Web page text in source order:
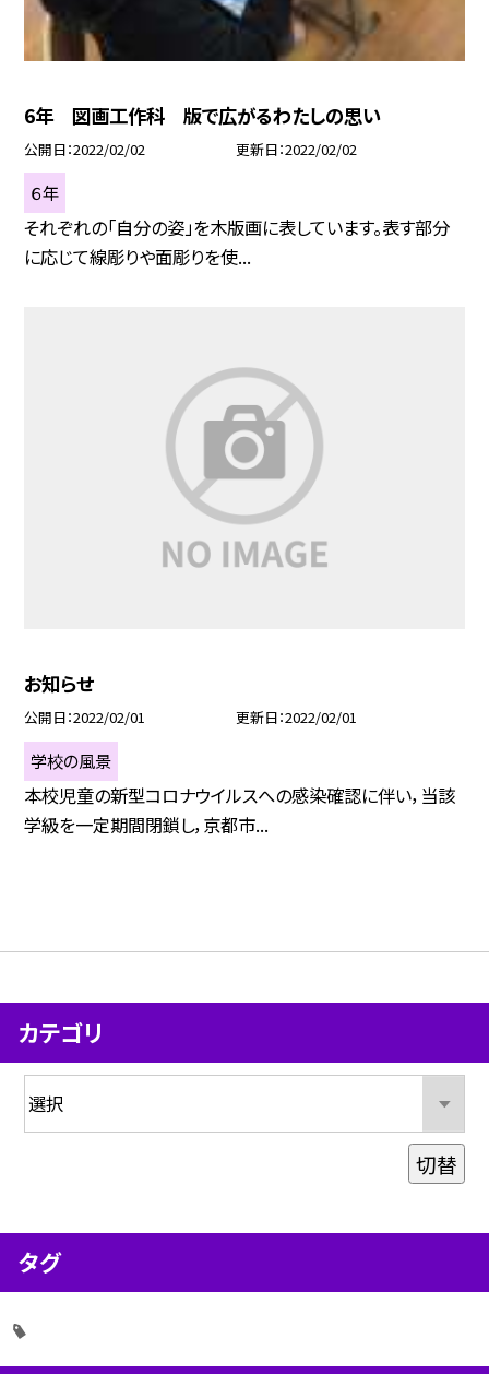
6年 図画工作科 版で広がるわたしの思い
公開日 2022/02/02 更新日 2022/02/02
６年
それぞれの「自分の姿」を木版画に表しています。表す部分
に応じて線彫りや面彫りを使...
お知らせ
公開日 2022/02/01 更新日 2022/02/01
学校の風景
本校児童の新型コロナウイルスへの感染確認に伴い，当該
学級を一定期間閉鎖し，京都市...
カテゴリ
切替
タグ